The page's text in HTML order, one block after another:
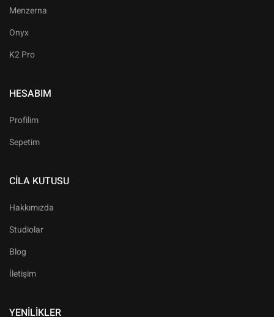
Menzerna
Onyx
K2 Pro
HESABIM
Profilim
Sepetim
CILA KUTUSU
Hakkımızda
Studiolar
Blog
İletişim
YENILIKLER